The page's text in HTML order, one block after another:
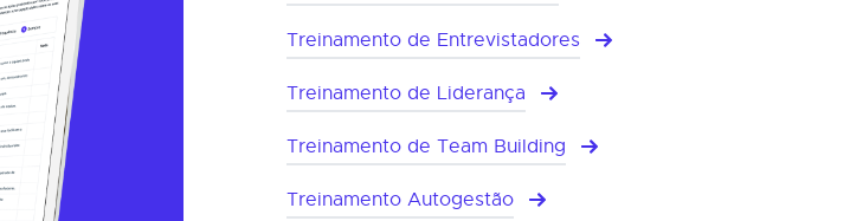
Treinamento de Entrevistadores
Treinamento de Liderança
Treinamento de Team Building
Treinamento Autogestão